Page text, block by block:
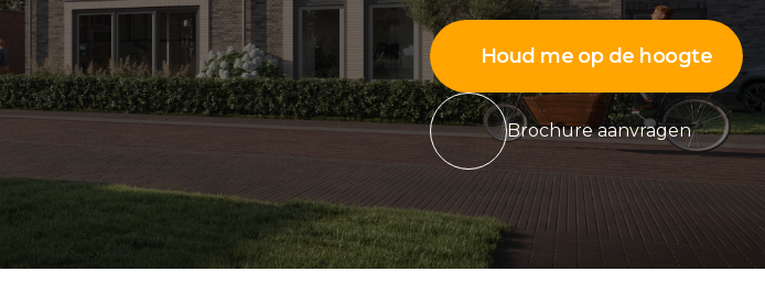
Houd me op de hoogte
Brochure aanvragen